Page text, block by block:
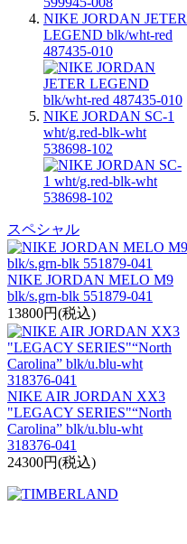
NIKE JORDAN JETER
LEGEND blk/wht-red
487435-010
NIKE JORDAN SC-1
wht/g.red-blk-wht
538698-102
スペシャル
NIKE JORDAN MELO M9
blk/s.grn-blk 551879-041
13800円(税込)
NIKE AIR JORDAN XX3
"LEGACY SERIES"“North
Carolina” blk/u.blu-wht
318376-041
24300円(税込)